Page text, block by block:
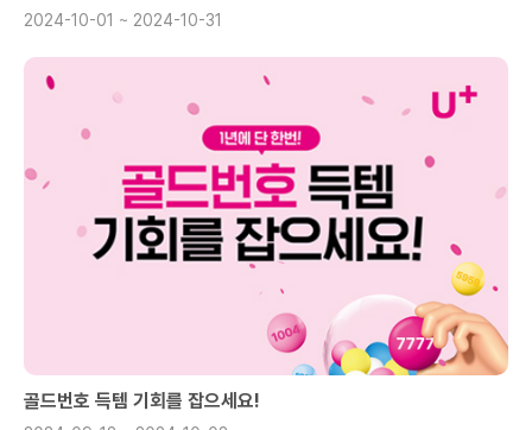
2024-10-01 ~ 2024-10-31
골드번호 득템 기회를 잡으세요!